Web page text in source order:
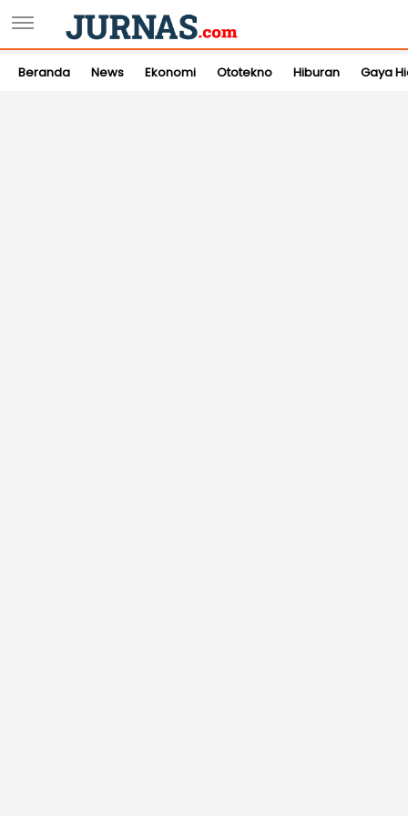
Beranda News Ekonomi Ototekno Hiburan Gaya